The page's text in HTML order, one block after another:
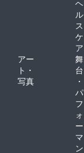
ヘ
ル
ス
ケ
ア
アー
ト・
写真
舞
台
・
パ
フ
ォ
ー
マ
ン